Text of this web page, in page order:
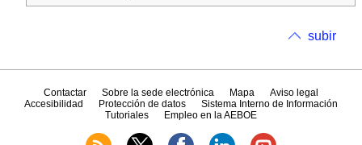
subir
Contactar Sobre la sede electrónica Mapa
Aviso legal
Accesibilidad
Protección de datos
Sistema Interno de Información
Tutoriales
Empleo en la AEBOE